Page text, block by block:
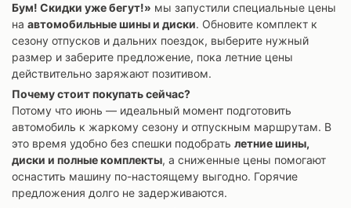
Бум! Скидки уже бегут!» мы запустили специальные цены
на автомобильные шины и диски. Обновите комплект к
сезону отпусков и дальних поездок, выберите нужный
размер и заберите предложение, пока летние цены
действительно заряжают позитивом.
Почему стоит покупать сейчас?
Потому что июнь — идеальный момент подготовить
автомобиль к жаркому сезону и отпускным маршрутам. В
это время удобно без спешки подобрать летние шины,
диски и полные комплекты, а сниженные цены помогают
оснастить машину по-настоящему выгодно. Горячие
предложения долго не задерживаются.